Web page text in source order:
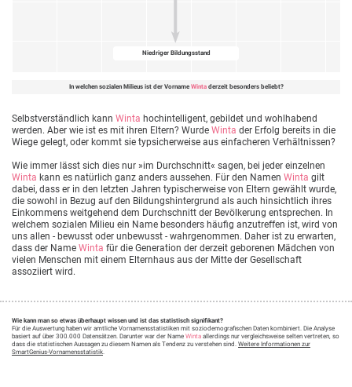
Niedriger Bildungsstand
In welchen sozialen Milieus ist der Vorname Wintaderzeit besonders beliebt?
Selbstverständlich kann Winta hochintelligent, gebildet und wohlhabend
werden. Aber wie ist es mit ihren Eltern? Wurde Winta der Erfolg bereits in die
Wiege gelegt, oder kommt sie typsicherweise aus einfacheren Verhältnissen?
Wie immer lässt sich dies nur »im Durchschnitt« sagen, bei jeder einzelnen
Winta kann es natürlich ganz anders aussehen. Für den Namen Winta gilt
dabei, dass er in den letzten Jahren typischerweise von Eltern gewählt wurde,
die sowohl in Bezug auf den Bildungshintergrund als auch hinsichtlich ihres
Einkommens weitgehend dem Durchschnitt der Bevölkerung entsprechen. In
welchem sozialen Milieu ein Name besonders häufig anzutreffen ist, wird von
uns allen - bewusst oder unbewusst - wahrgenommen. Daher ist zu erwarten,
dass der Name Winta für die Generation der derzeit geborenen Mädchen von
vielen Menschen mit einem Elternhaus aus der Mitte der Gesellschaft
assoziiert wird.
Wie kann man so etwas überhaupt wissen und ist das statistisch signifikant?
Für die Auswertung haben wir amtliche Vornamensstatistiken mit soziodemografischen Daten kombiniert. Die Analyse
basiert auf über 300.000 Datensätzen. Darunter war der Name Winta allerdings nur vergleichsweise selten vertreten, so
dass die statistischen Aussagen zu diesem Namen als Tendenz zu verstehen sind. Weitere Informationen zur
SmartGenius-Vornamensstatistik.